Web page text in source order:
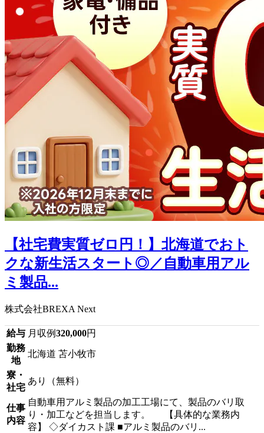
【社宅費実質ゼロ円！】北海道でおト
クな新生活スタート◎／自動車用アル
ミ製品...
株式会社BREXA Next
給与 月収例320,000円
勤務
地
北海道 苫小牧市
寮・
社宅
あり（無料）
仕事
内容
自動車用アルミ製品の加工工場にて、製品のバリ取
り・加工などを担当します。 【具体的な業務内
容】 ◇ダイカスト課 ■アルミ製品のバリ...